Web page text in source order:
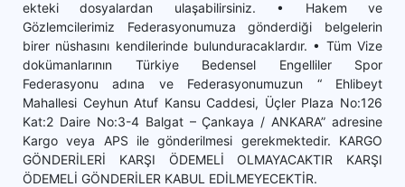
ekteki dosyalardan ulaşabilirsiniz. • Hakem ve
Gözlemcilerimiz Federasyonumuza gönderdiği belgelerin
birer nüshasını kendilerinde bulunduracaklardır. • Tüm Vize
dokümanlarının Türkiye Bedensel Engelliler Spor
Federasyonu adına ve Federasyonumuzun “ Ehlibeyt
Mahallesi Ceyhun Atuf Kansu Caddesi, Üçler Plaza No:126
Kat:2 Daire No:3-4 Balgat – Çankaya / ANKARA” adresine
Kargo veya APS ile gönderilmesi gerekmektedir. KARGO
GÖNDERİLERİ KARŞI ÖDEMELİ OLMAYACAKTIR KARŞI
ÖDEMELİ GÖNDERİLER KABUL EDİLMEYECEKTİR.